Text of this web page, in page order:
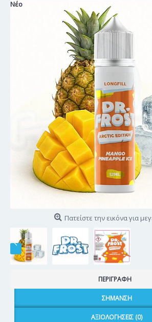
Νέο
Πατείστε την εικόνα για
ΠΕΡΙΓΡΑΦΉ
ΣΉΜΑΝΣΗ
ΑΞΙΟΛΟΓΉΣΕΙΣ (0)